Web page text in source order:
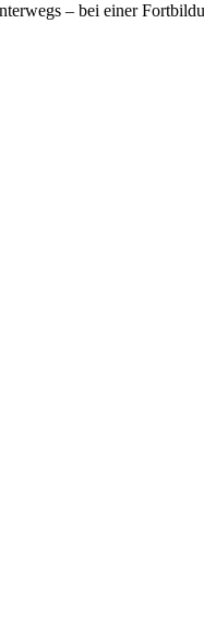
– bei einer